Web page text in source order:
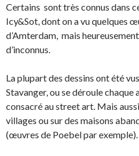
Certains sont très connus dans
Icy&Sot, dont on a vu quelques
d’Amterdam, mais
d’inconnus.
La plupart des dessins ont été
Stavanger, ou se déroule chaque
consacré au street art. Mais
villages ou sur des maisons
(œuvres de Poebel par exemple).